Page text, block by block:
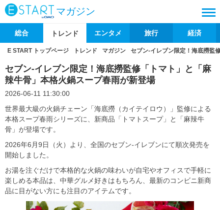
マガジン
総合 トレンド エンタメ 旅行 経済
E START トップページ トレンド マガジン セブン‐イレブン限定！海底撈監
セブン‐イレブン限定！海底撈監修「トマト」と「麻
辣牛骨」本格火鍋スープ春雨が新登場
2026-06-11 11:30:00
世界最大級の火鍋チェーン「海底撈（カイテイロウ）」監修による
本格スープ春雨シリーズに、新商品「トマトスープ」と「麻辣牛
骨」が登場です。
2026年6月9日（火）より、全国のセブン‐イレブンにて順次発売を
開始しました。
お湯を注ぐだけで本格的な火鍋の味わいが自宅やオフィスで手軽に
楽しめる本品は、中華グルメ好きはもちろん、最新のコンビニ新商
品に目がない方にも注目のアイテムです。